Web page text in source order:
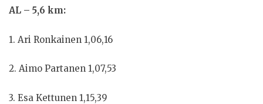
AL – 5,6 km:
1. Ari Ronkainen 1,06,16
2. Aimo Partanen 1,07,53
3. Esa Kettunen 1,15,39